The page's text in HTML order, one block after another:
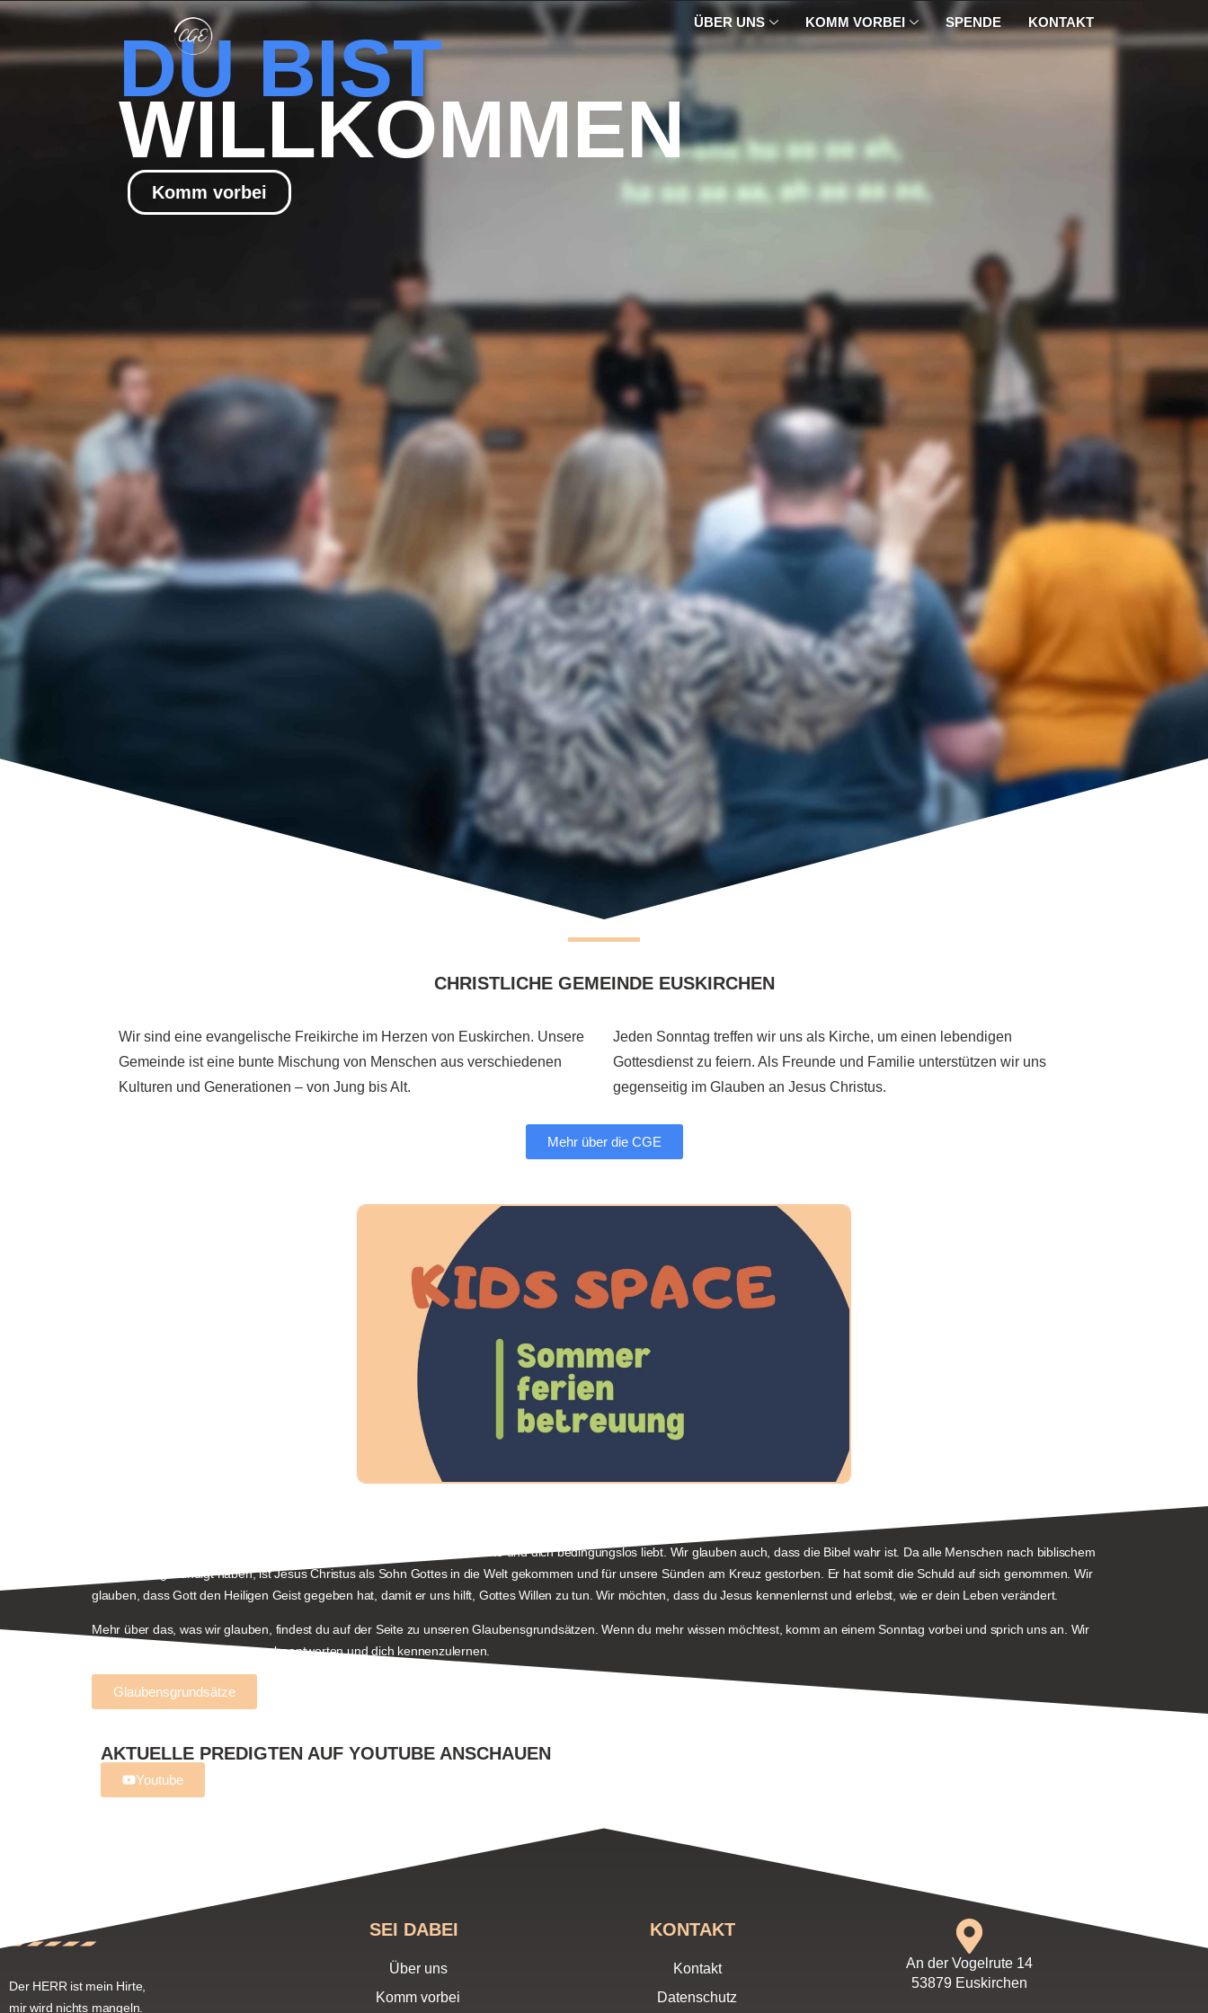
ÜBER UNS KOMM VORBEI SPENDE KONTAKT
DU BIST
WILLKOMMEN
Komm vorbei
CHRISTLICHE GEMEINDE EUSKIRCHEN
Wir sind eine evangelische Freikirche im Herzen von Euskirchen. Unsere
Gemeinde ist eine bunte Mischung von Menschen aus verschiedenen
Kulturen und Generationen – von Jung bis Alt.
Jeden Sonntag treffen wir uns als Kirche, um einen lebendigen
Gottesdienst zu feiern. Als Freunde und Familie unterstützen wir uns
gegenseitig im Glauben an Jesus Christus.
Mehr über die CGE
Wir glauben, dass Jesus eine persönliche Beziehung mit dir haben möchte und dich bedingungslos liebt. Wir glauben auch, dass die Bibel wahr ist. Da alle Menschen nach biblischem
Verständnis gesündigt haben, ist Jesus Christus als Sohn Gottes in die Welt gekommen und für unsere Sünden am Kreuz gestorben. Er hat somit die Schuld auf sich genommen. Wir
glauben, dass Gott den Heiligen Geist gegeben hat, damit er uns hilft, Gottes Willen zu tun.Wir möchten, dass du Jesus kennenlernst und erlebst, wie er dein Leben verändert.
Mehr über das, was wir glauben, findest du auf der Seite zu unseren Glaubensgrundsätzen. Wenn du mehr wissen möchtest, komm an einem Sonntag vorbei und sprich uns an. Wir
freuen uns, alle deine Fragen zu beantworten und dich kennenzulernen.
Glaubensgrundsätze
AKTUELLE PREDIGTEN AUF YOUTUBE ANSCHAUEN
Youtube
Der HERR ist mein Hirte,
mir wird nichts mangeln.
SEI DABEI
Über uns
Komm vorbei
KONTAKT
Kontakt
Datenschutz
An der Vogelrute 14
53879 Euskirchen